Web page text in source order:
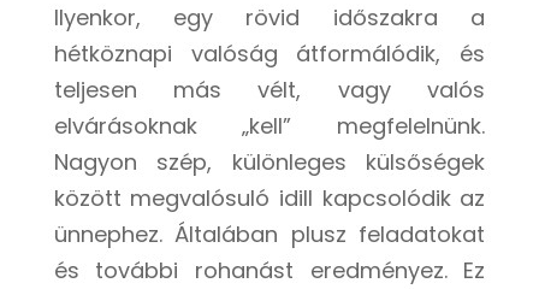
Ilyenkor, egy rövid időszakra a
hétköznapi valóság átformálódik, és
teljesen más vélt, vagy valós
elvárásoknak „kell” megfelelnünk.
Nagyon szép, különleges külsőségek
között megvalósuló idill kapcsolódik az
ünnephez. Általában plusz feladatokat
és további rohanást eredményez. Ez